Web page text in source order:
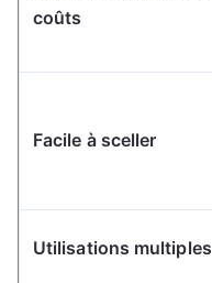
coûts
Facile à sceller
Utilisations multiples